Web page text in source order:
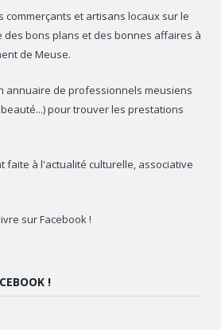
commerçants et artisans locaux sur le
des bons plans et des bonnes affaires à
de Meuse.
annuaire de professionnels meusiens
pour trouver les prestations
faite à l'actualité culturelle, associative
sur Facebook !
!